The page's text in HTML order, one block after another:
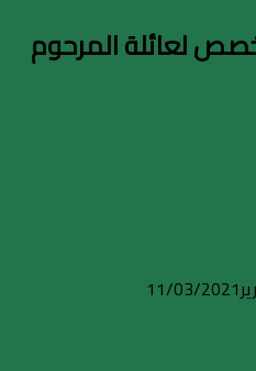
لعائلة المرحوم
11/03/2021